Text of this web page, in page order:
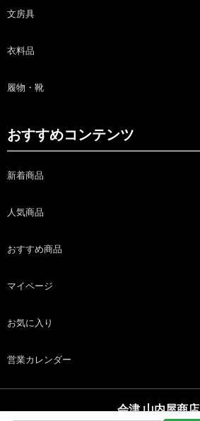
文房具
衣料品
履物・靴
おすすめコンテンツ
新着商品
人気商品
おすすめ商品
マイページ
お気に入り
営業カレンダー
会津 山内屋商店